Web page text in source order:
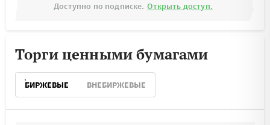
Доступно по подписке. Открыть доступ.
Торги ценными бумагами
БИРЖЕВЫЕ ВНЕБИРЖЕВЫЕ